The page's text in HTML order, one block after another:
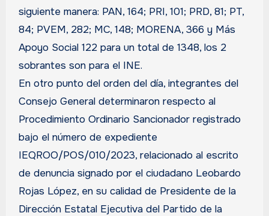
siguiente manera: PAN, 164; PRI, 101; PRD, 81; PT,
84; PVEM, 282; MC, 148; MORENA, 366 y Más
Apoyo Social 122 para un total de 1348, los 2
sobrantes son para el INE.
En otro punto del orden del día, integrantes del
Consejo General determinaron respecto al
Procedimiento Ordinario Sancionador registrado
bajo el número de expediente
IEQROO/POS/010/2023, relacionado al escrito
de denuncia signado por el ciudadano Leobardo
Rojas López, en su calidad de Presidente de la
Dirección Estatal Ejecutiva del Partido de la